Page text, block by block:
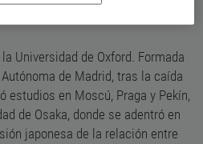
Universidad de Oxford. Formada
de Madrid, tras la caída
estudios en Moscú, Praga y Pekín,
de Osaka, donde se adentró en
japonesa de la relación entre